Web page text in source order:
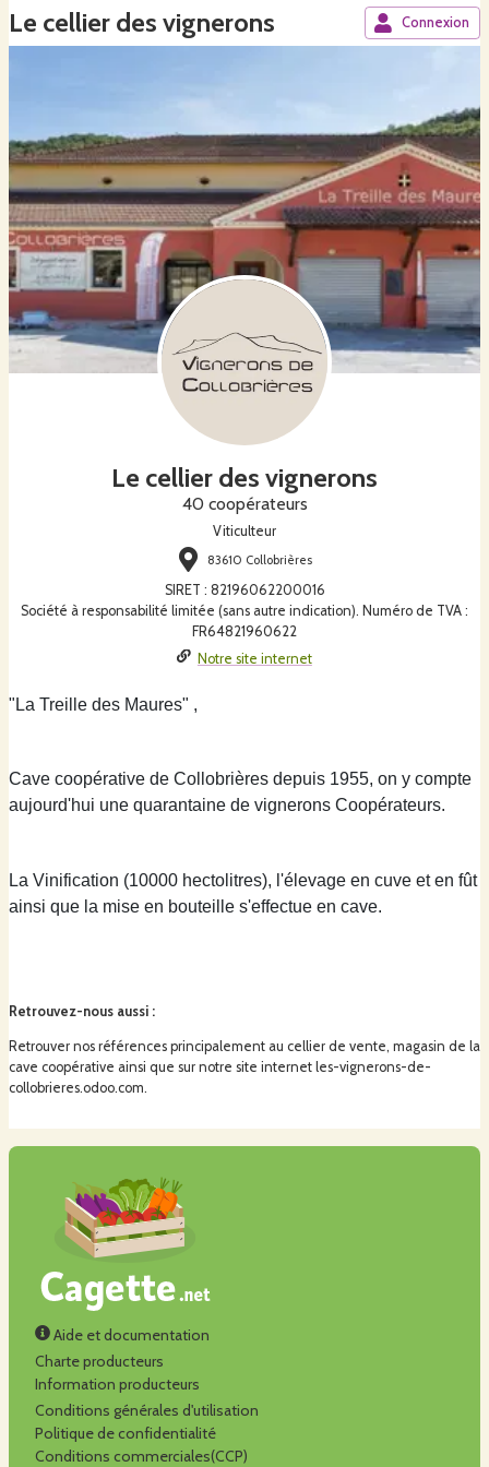
Le cellier des vignerons Connexion
Le cellier des vignerons
40 coopérateurs
Viticulteur
83610 Collobrières
SIRET : 82196062200016
Société à responsabilité limitée (sans autre indication). Numéro de TVA :
FR64821960622
Notre site internet
"La Treille des Maures" ,
Cave coopérative de Collobrières depuis 1955, on y compte
aujourd'hui une quarantaine de vignerons Coopérateurs.
La Vinification (10000 hectolitres), l'élevage en cuve et en fût
ainsi que la mise en bouteille s'effectue en cave.
Retrouvez-nous aussi :
Retrouver nos références principalement au cellier de vente, magasin de la
cave coopérative ainsi que sur notre site internet les-vignerons-de-
collobrieres.odoo.com.
Aide et documentation
Charte producteurs
Information producteurs
Conditions générales d'utilisation
Politique de confidentialité
Conditions commerciales(CCP)